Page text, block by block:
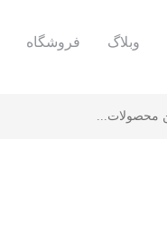
وبلاگ فروشگاه